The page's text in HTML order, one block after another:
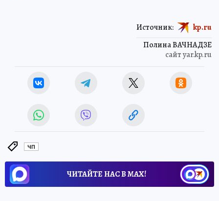
Полина ВАЧНАДЗЕ
сайт yar.kp.ru
Источник: kp.ru
ЧП
ЧИТАЙТЕ НАС В МАХ!